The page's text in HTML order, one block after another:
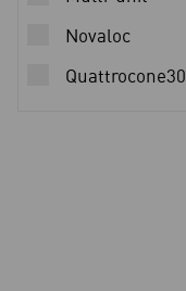
Novaloc
Quattrocone30